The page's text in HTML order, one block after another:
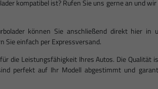
kompatibel ist? Rufen Sie uns gerne an und
können Sie anschließend direkt hier in
Sie einfach per Expressversand.
die Leistungsfähigkeit Ihres Autos. Die Qualität
perfekt auf Ihr Modell abgestimmt und